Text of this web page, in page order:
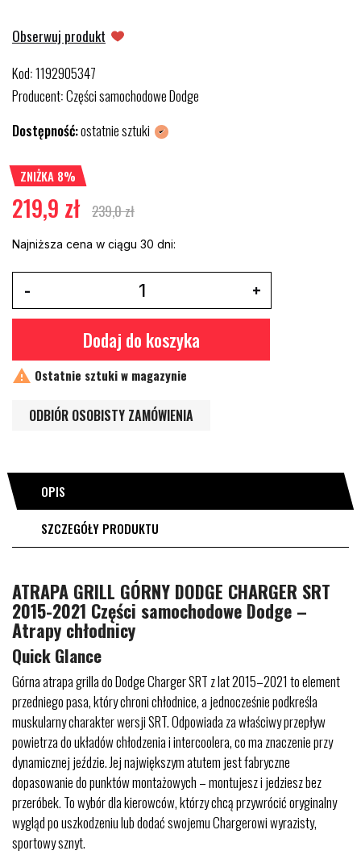
Obserwuj produkt
Kod:1192905347
Producent:Części samochodowe Dodge
Dostępność:ostatnie sztuki
ZNIŻKA 8%
219,9 zł 239,0 zł
Najniższa cena w ciągu 30 dni:
Dodaj do koszyka
 Ostatnie sztuki w magazynie
ODBIÓR OSOBISTY ZAMÓWIENIA
OPIS
SZCZEGÓŁY PRODUKTU
ATRAPA GRILL GÓRNY DODGE CHARGER SRT
2015-2021 Części samochodowe Dodge –
Atrapy chłodnicy
Quick Glance
Górna atrapa grilla do Dodge Charger SRT z lat 2015–2021 to element
przedniego pasa, który chroni chłodnice, a jednocześnie podkreśla
muskularny charakter wersji SRT. Odpowiada za właściwy przepływ
powietrza do układów chłodzenia i intercoolera, co ma znaczenie przy
dynamicznej jeździe. Jej największym atutem jest fabryczne
dopasowanie do punktów montażowych – montujesz i jedziesz bez
przeróbek. To wybór dla kierowców, którzy chcą przywrócić oryginalny
wygląd po uszkodzeniu lub dodać swojemu Chargerowi wyrazisty,
sportowy sznyt.